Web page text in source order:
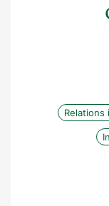
Relations